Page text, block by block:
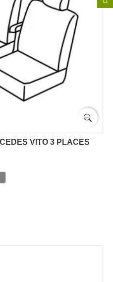
VITO 3 PLACES